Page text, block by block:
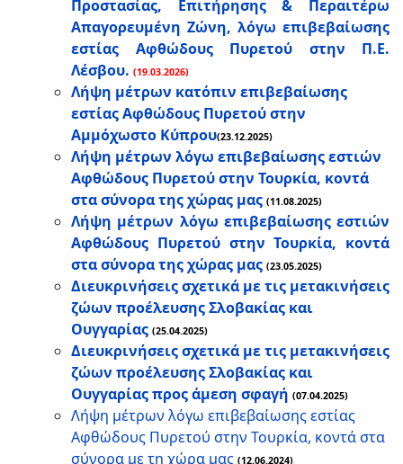
Προστασίας, Επιτήρησης & Περαιτέρω
Απαγορευμένη Ζώνη, λόγω επιβεβαίωσης
εστίας Αφθώδους Πυρετού στην Π.Ε.
Λέσβου. (19.03.2026)
Λήψη μέτρων κατόπιν επιβεβαίωσης
εστίας Αφθώδους Πυρετού στην
Αμμόχωστο Κύπρου(23.12.2025)
Λήψη μέτρων λόγω επιβεβαίωσης εστιών
Αφθώδους Πυρετού στην Τουρκία, κοντά
στα σύνορα της χώρας μας (11.08.2025)
Λήψη μέτρων λόγω επιβεβαίωσης εστιών
Αφθώδους Πυρετού στην Τουρκία, κοντά
στα σύνορα της χώρας μας (23.05.2025)
Διευκρινήσεις σχετικά με τις μετακινήσεις
ζώων προέλευσης Σλοβακίας και
Ουγγαρίας (25.04.2025)
Διευκρινήσεις σχετικά με τις μετακινήσεις
ζώων προέλευσης Σλοβακίας και
Ουγγαρίας προς άμεση σφαγή (07.04.2025)
Λήψη μέτρων λόγω επιβεβαίωσης εστίας
Αφθώδους Πυρετού στην Τουρκία, κοντά στα
σύνορα με τη χώρα μας (12.06.2024)